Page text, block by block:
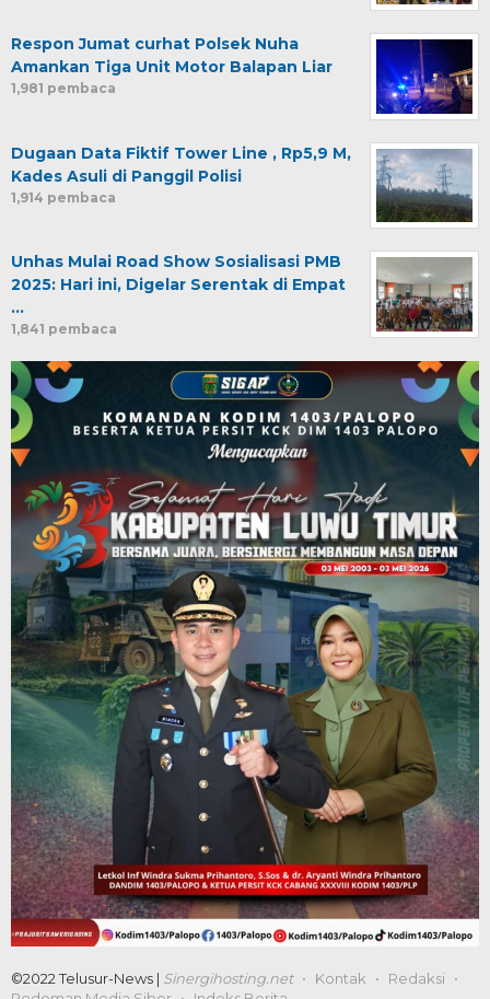
Respon Jumat curhat Polsek Nuha
Amankan Tiga Unit Motor Balapan Liar
1,981 pembaca
Dugaan Data Fiktif Tower Line , Rp5,9 M,
Kades Asuli di Panggil Polisi
1,914 pembaca
Unhas Mulai Road Show Sosialisasi PMB
2025: Hari ini, Digelar Serentak di Empat
…
1,841 pembaca
©2022 Telusur-News | Sinergihosting.net Kontak
Redaksi